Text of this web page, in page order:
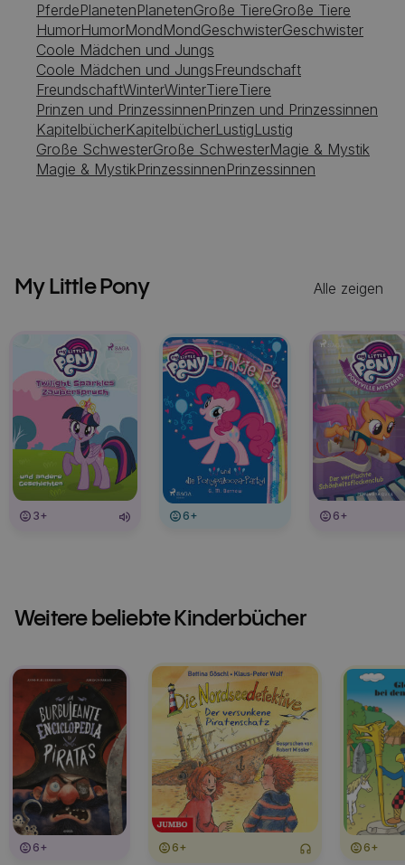
PferdePlanetenPlanetenGroße TiereGroße Tiere
HumorHumorMondMondGeschwisterGeschwister
Coole Mädchen und Jungs
Coole Mädchen und JungsFreundschaft
FreundschaftWinterWinterTiereTiere
Prinzen und PrinzessinnenPrinzen und Prinzessinnen
KapitelbücherKapitelbücherLustigLustig
Große SchwesterGroße SchwesterMagie & Mystik
Magie & MystikPrinzessinnenPrinzessinnen
My Little Pony Alle zeigen
3+ 6+ 6+
Weitere beliebte Kinderbücher
6+ 6+ 6+